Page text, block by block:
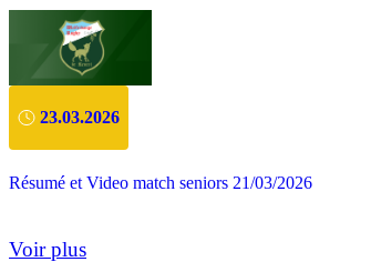
23.03.2026
Résumé et Video match seniors 21/03/2026
Voir plus